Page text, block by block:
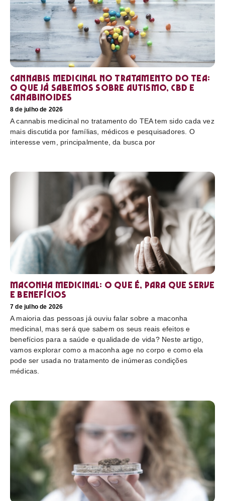
Cannabis medicinal no tratamento do TEA:
o que já sabemos sobre autismo, CBD e
canabinoides
8 de julho de 2026
A cannabis medicinal no tratamento do TEA tem sido cada vez
mais discutida por famílias, médicos e pesquisadores. O
interesse vem, principalmente, da busca por
Maconha medicinal: O que é, para que serve
e benefícios
7 de julho de 2026
A maioria das pessoas já ouviu falar sobre a maconha
medicinal, mas será que sabem os seus reais efeitos e
benefícios para a saúde e qualidade de vida? Neste artigo,
vamos explorar como a maconha age no corpo e como ela
pode ser usada no tratamento de inúmeras condições
médicas.